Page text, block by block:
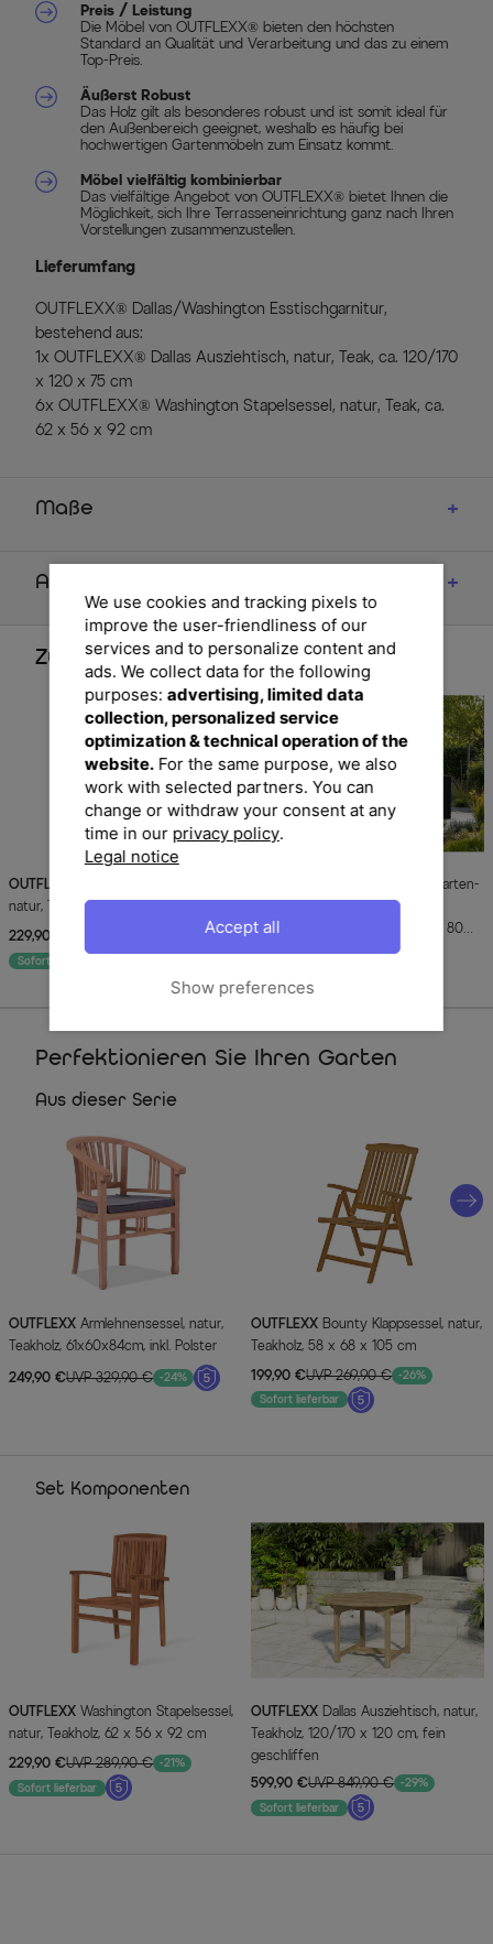
Preis / Leistung
Die Möbel von OUTFLEXX® bieten den höchsten
Standard an Qualität und Verarbeitung und das zu einem
Top-Preis.
Äußerst Robust
Das Holz gilt als besonderes robust und ist somit ideal für
den Außenbereich geeignet, weshalb es häufig bei
hochwertigen Gartenmöbeln zum Einsatz kommt.
Möbel vielfältig kombinierbar
Das vielfältige Angebot von OUTFLEXX® bietet Ihnen die
Möglichkeit, sich Ihre Terrasseneinrichtung ganz nach Ihren
Vorstellungen zusammenzustellen.
Lieferumfang
OUTFLEXX® Dallas/Washington Esstischgarnitur,
bestehend aus:
1x OUTFLEXX® Dallas Ausziehtisch, natur, Teak, ca. 120/170
x 120 x 75 cm
6x OUTFLEXX® Washington Stapelsessel, natur, Teak, ca.
62 x 56 x 92 cm
Maße
Artikelmerkmale & Materialien
Zubehör
OUTFLEXX
natur, Teakholz, 62 x 56 x 92 cm
229,90 €
Sofort lieferbar
Essgruppen, schwarz, Ripstop-
Gewebe/Polyester, 270 x 170 x 80
cm, wasserabweisend, UV-Schutz
199,90 €UVP 289,90 €
Perfektionieren Sie Ihren Garten
Aus dieser Serie
OUTFLEXX
Teakholz, 61x60x84cm, inkl. Polster
249,90 €UVP 329,90 € -24%
OUTFLEXX
Teakholz, 58 x 68 x 105 cm
199,90 €UVP 269,90 € -26%
Sofort lieferbar
Set Komponenten
OUTFLEXX
natur, Teakholz, 62 x 56 x 92 cm
229,90 €UVP 289,90 € -21%
Sofort lieferbar
OUTFLEXX
Teakholz, 120/170 x 120 cm, fein
geschliffen
599,90 €UVP 849,90 € -29%
Sofort lieferbar
We use cookies and tracking pixels to
improve the user-friendliness of our
services and to personalize content and
ads. We collect data for the following
purposes: advertising, limited data
collection, personalized service
optimization & technical operation of the
website.For the same purpose, we also
work with selected partners. You can
change or withdraw your consent at any
time in our privacy policy.
Legal notice
Show preferences
Accept all